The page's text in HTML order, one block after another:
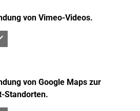
von Vimeo-Videos.
von Google Maps zur
Standorten.